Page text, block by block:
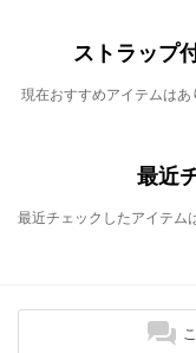
ストラップ
現在おすすめアイテムはあ
最近
最近チェックしたアイテム